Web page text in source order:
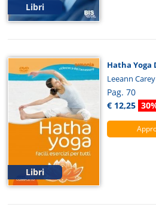
Libri
Libri
Hatha Yoga
Leeann Carey
Pag. 70
€ 12,25